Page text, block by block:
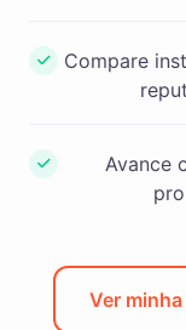
Compare
Avance
Ver